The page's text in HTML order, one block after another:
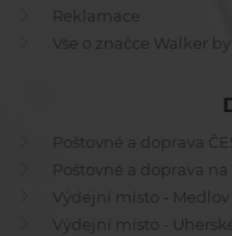
Reklamace
Vše o značce Walker
Poštovné a doprava
Poštovné a doprava na
Výdejní místo - Medlov
Výdejní místo -